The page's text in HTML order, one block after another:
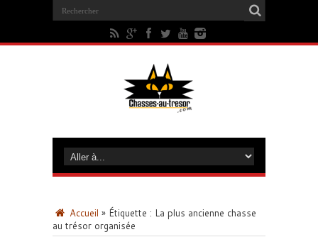
Accueil » Étiquette : La plus ancienne chasse
au trésor organisée